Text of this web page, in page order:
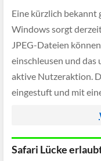
Eine kürzlich bekannt
Windows sorgt
JPEG-Dateien
einschleusen und das
aktive Nutzeraktion.
eingestuft und mit
Windows Server 2025.
Safari Lücke